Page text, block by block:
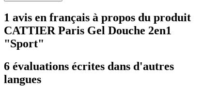
1 avis en français à propos du produit
CATTIER Paris Gel Douche 2en1
"Sport"
6 évaluations écrites dans d'autres
langues